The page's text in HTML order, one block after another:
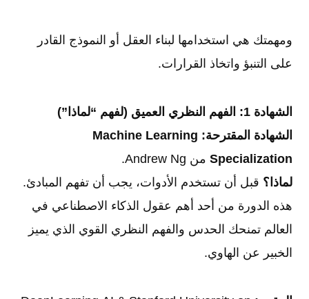
ومهمتك هي استخدامها لبناء العقل أو النموذج القادر
على التنبؤ واتخاذ القرارات.
الشهادة 1: الفهم النظري العميق (لفهم “لماذا”)
الشهادة المقترحة: Machine Learning
Specialization من Andrew Ng.
لماذا؟ قبل أن تستخدم الأدوات، يجب أن تفهم المبادئ.
هذه الدورة من أحد أهم عقول الذكاء الاصطناعي في
العالم تمنحك الحدس والفهم النظري القوي الذي يميز
الخبير عن الهاوي.